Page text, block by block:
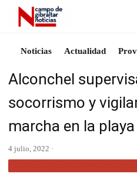
Noticias Actualidad
Alconchel
socorrismo y
marcha en la
4 julio, 2022 ·